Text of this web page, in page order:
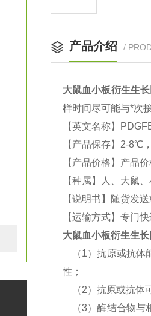
产品介绍 /
大鼠血小板衍生生
样时间尽可能与*次接
【英文名称】
【产品保存】 2-8℃
【产品价格】产品
【种属】人、大鼠
【说明书】随货发
【运输方式】专门
大鼠血小板衍生生
（1）抗原或抗体
性；
（2）抗原或抗体
（3）酶结合物与